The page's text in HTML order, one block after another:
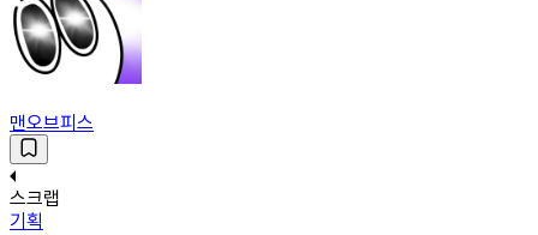
맨오브피스
스크랩
기획